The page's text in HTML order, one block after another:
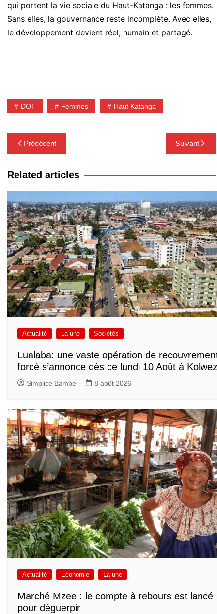
qui portent la vie sociale du Haut-Katanga : les femmes.
Sans elles, la gouvernance reste incomplète. Avec elles,
le développement devient réel, humain et partagé.
DOT Femmes Haut Katanga
Navigation
de
l’article
Précédent Suivant
Related articles
Actualité La une Sociétés
Lualaba: une vaste opération de
forcé s’annonce dès ce lundi 10 Août à
Simplice Bambe 8 août 2026
Actualité Economie La une
Marché Mzee : le compte à rebours est lancé
pour déguerpir